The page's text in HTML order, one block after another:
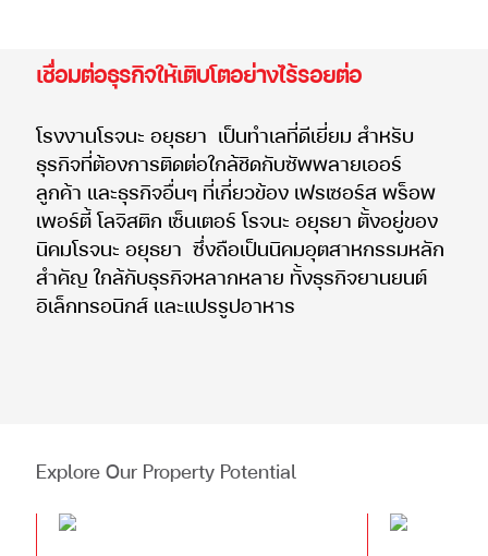
เชื่อมต่อธุรกิจให้เติบโตอย่างไร้รอยต่อ
โรงงานโรจนะ อยุธยา เป็นทำเลที่ดีเยี่ยม สำหรับ
ธุรกิจที่ต้องการติดต่อใกล้ชิดกับซัพพลายเออร์
ลูกค้า และธุรกิจอื่นๆ ที่เกี่ยวข้อง เฟรเซอร์ส พร็อพ
เพอร์ตี้ โลจิสติก เซ็นเตอร์ โรจนะ อยุธยา ตั้งอยู่ของ
นิคมโรจนะ อยุธยา ซึ่งถือเป็นนิคมอุตสาหกรรมหลัก
สำคัญ ใกล้กับธุรกิจหลากหลาย ทั้งธุรกิจยานยนต์
อิเล็กทรอนิกส์ และแปรรูปอาหาร
Explore Our Property Potential